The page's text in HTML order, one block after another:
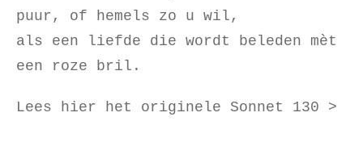
puur, of hemels zo u wil,
als een liefde die wordt beleden mèt
een roze bril.
Lees hier het originele Sonnet 130 >